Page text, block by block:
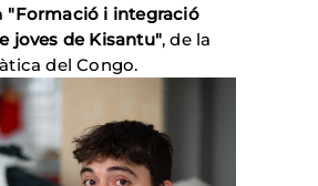
"Formació i integració
joves de Kisantu", de la
del Congo.